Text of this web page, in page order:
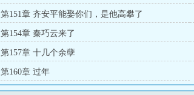
第151章 齐安平能娶你们，是他高攀了
第154章 秦巧云来了
第157章 十几个余孽
第160章 过年